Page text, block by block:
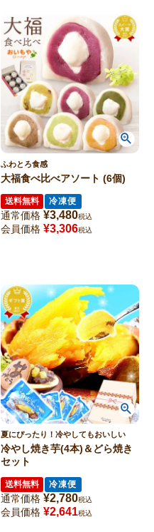
ふわとろ食感
大福食べ比べアソート (6個)
送料無料 冷凍便
通常価格 ¥3,480税込
会員価格 ¥3,306税込
夏にぴったり！冷やしてもおいしい
冷やし焼き芋(4本)＆どら焼き
セット
送料無料 冷凍便
通常価格 ¥2,780税込
会員価格 ¥2,641税込